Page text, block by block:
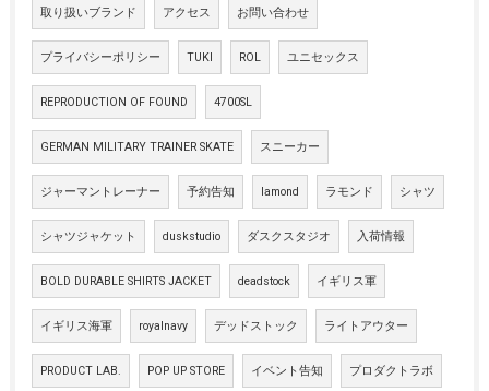
取り扱いブランド アクセス お問い合わせ
プライバシーポリシー TUKI ROL ユニセックス
REPRODUCTION OF FOUND 4700SL
GERMAN MILITARY TRAINER SKATE スニーカー
ジャーマントレーナー 予約告知 lamond ラモンド シャツ
シャツジャケット duskstudio ダスクスタジオ 入荷情報
BOLD DURABLE SHIRTS JACKET deadstock イギリス軍
イギリス海軍 royalnavy デッドストック ライトアウター
PRODUCT LAB. POP UP STORE イベント告知 プロダクトラボ